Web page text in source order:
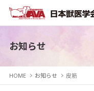
お知らせ
HOME お知らせ 皮筋